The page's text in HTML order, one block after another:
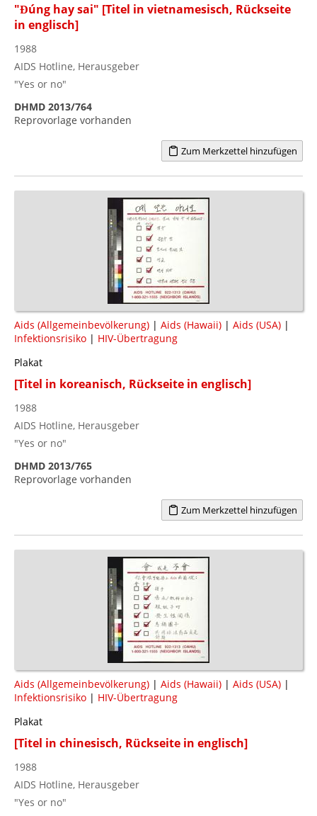
"Đúng hay sai" [Titel in vietnamesisch, Rückseite
in englisch]
1988
AIDS Hotline, Herausgeber
"Yes or no"
DHMD 2013/764
Reprovorlage vorhanden
Zum Merkzettel hinzufügen
Aids (Allgemeinbevölkerung) | Aids (Hawaii) | Aids (USA) |
Infektionsrisiko | HIV-Übertragung
Plakat
[Titel in koreanisch, Rückseite in englisch]
1988
AIDS Hotline, Herausgeber
"Yes or no"
DHMD 2013/765
Reprovorlage vorhanden
Zum Merkzettel hinzufügen
Aids (Allgemeinbevölkerung) | Aids (Hawaii) | Aids (USA) |
Infektionsrisiko | HIV-Übertragung
Plakat
[Titel in chinesisch, Rückseite in englisch]
1988
AIDS Hotline, Herausgeber
"Yes or no"